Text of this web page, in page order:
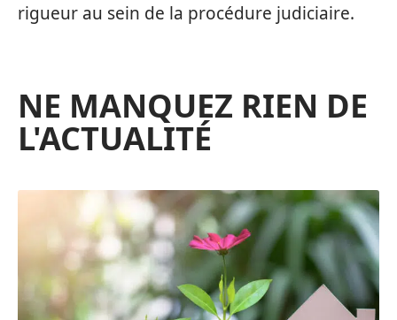
rigueur au sein de la procédure judiciaire.
NE MANQUEZ RIEN DE
L'ACTUALITÉ